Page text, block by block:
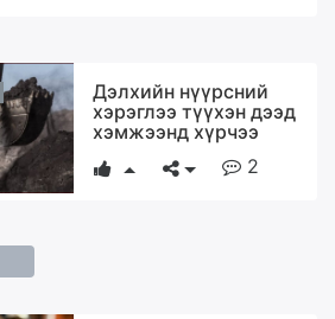
Дэлхийн нүүрсний
хэрэглээ түүхэн дээд
хэмжээнд хүрчээ
2